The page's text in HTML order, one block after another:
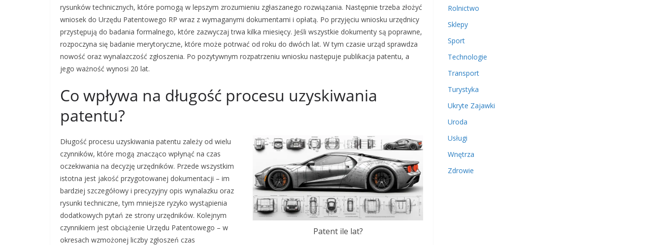
rysunków technicznych, które pomogą w lepszym zrozumieniu zgłaszanego rozwiązania. Następnie trzeba złożyć
wniosek do Urzędu Patentowego RP wraz z wymaganymi dokumentami i opłatą. Po przyjęciu wniosku urzędnicy
przystępują do badania formalnego, które zazwyczaj trwa kilka miesięcy. Jeśli wszystkie dokumenty są poprawne,
rozpoczyna się badanie merytoryczne, które może potrwać od roku do dwóch lat. W tym czasie urząd sprawdza
nowość oraz wynalazczość zgłoszenia. Po pozytywnym rozpatrzeniu wniosku następuje publikacja patentu, a
jego ważność wynosi 20 lat.
Co wpływa na długość procesu uzyskiwania
patentu?
Patent ile lat?
Długość procesu uzyskiwania patentu zależy od wielu
czynników, które mogą znacząco wpłynąć na czas
oczekiwania na decyzję urzędników. Przede wszystkim
istotna jest jakość przygotowanej dokumentacji – im
bardziej szczegółowy i precyzyjny opis wynalazku oraz
rysunki techniczne, tym mniejsze ryzyko wystąpienia
dodatkowych pytań ze strony urzędników. Kolejnym
czynnikiem jest obciążenie Urzędu Patentowego – w
okresach wzmożonej liczby zgłoszeń czas
Rolnictwo
Sklepy
Sport
Technologie
Transport
Turystyka
Ukryte Zajawki
Uroda
Usługi
Wnętrza
Zdrowie